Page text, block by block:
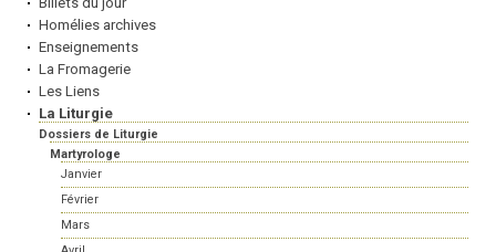
Homélies archives
Enseignements
La Fromagerie
Les Liens
La Liturgie
Dossiers de Liturgie
Martyrologe
Janvier
Février
Mars